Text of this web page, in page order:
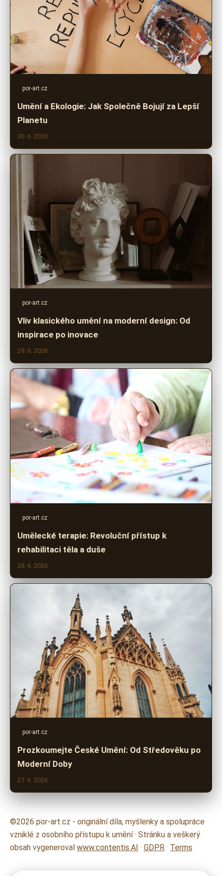
por-art.cz
Umění a Ekologie: Jak Společně Bojují za Lepší
Planetu
30. 6. 2026
por-art.cz
Vliv klasického umění na moderní design: Od
inspirace po inovace
29. 6. 2026
por-art.cz
Umělecké terapie: Revoluční přístup k
rehabilitaci těla a duše
28. 6. 2026
por-art.cz
Prozkoumejte České Umění: Od Středověku po
Moderní Doby
27. 6. 2026
©2026 por-art.cz - originální díla, myšlenky a spolupráce
vzniklé z osobního přístupu k umění · Stránku a veškerý
obsah vygeneroval www.contentis.AI · GDPR · Terms